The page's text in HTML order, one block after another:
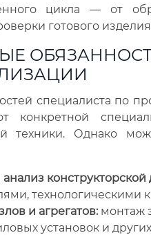
цикла — от
готового
специалиста по
конкретной
техники. Однако
технологическими
и агрегатов:монтаж
установок и